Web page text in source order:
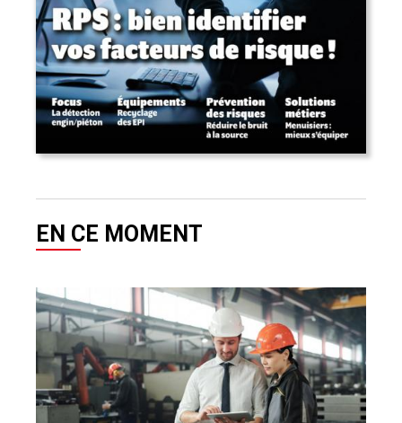
EN CE MOMENT